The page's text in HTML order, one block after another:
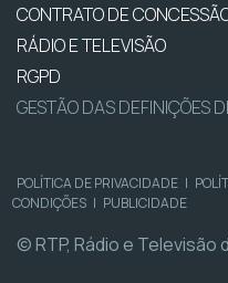
CONTRATO DE
RÁDIO E TELEVISÃO
RGPD
GESTÃO DAS DEFINIÇÕES
POLÍTICA DE PRIVACIDADE |
CONDIÇÕES | PUBLICIDADE
© RTP, Rádio e Televisão